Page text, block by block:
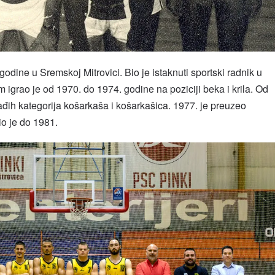
u Sremskoj Mitrovici. Bio je istaknuti sportski radnik u
igrao je od 1970. do 1974. godine na poziciji beka i krila. Od
kategorija košarkaša i košarkašica. 1977. je preuzeo
je do 1981.